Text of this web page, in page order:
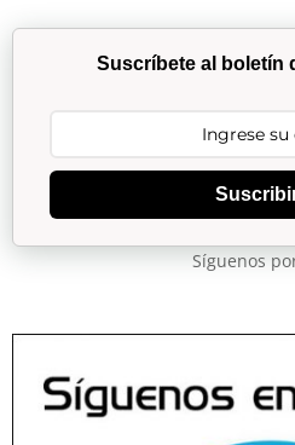
Suscríbete al boletín
Síguenos